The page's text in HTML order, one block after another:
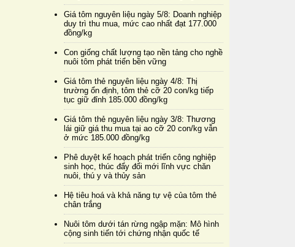
Giá tôm nguyên liệu ngày 5/8: Doanh nghiệp
duy trì thu mua, mức cao nhất đạt 177.000
đồng/kg
Con giống chất lượng tạo nền tảng cho nghề
nuôi tôm phát triển bền vững
Giá tôm thẻ nguyên liệu ngày 4/8: Thị
trường ổn định, tôm thẻ cỡ 20 con/kg tiếp
tục giữ đỉnh 185.000 đồng/kg
Giá tôm thẻ nguyên liệu ngày 3/8: Thương
lái giữ giá thu mua tại ao cỡ 20 con/kg vẫn
ở mức 185.000 đồng/kg
Phê duyệt kế hoạch phát triển công nghiệp
sinh học, thúc đẩy đổi mới lĩnh vực chăn
nuôi, thú y và thủy sản
Hệ tiêu hoá và khả năng tự vệ của tôm thẻ
chân trắng
Nuôi tôm dưới tán rừng ngập mặn: Mô hình
cộng sinh tiến tới chứng nhận quốc tế